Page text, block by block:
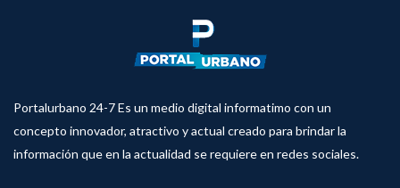
Portalurbano 24-7 Es un medio digital informatimo con un
concepto innovador, atractivo y actual creado para brindar la
información que en la actualidad se requiere en redes sociales.